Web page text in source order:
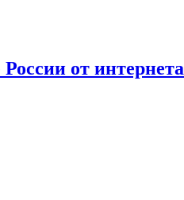
от интернета